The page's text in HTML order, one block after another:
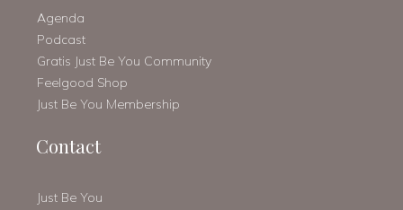
Agenda
Podcast
Gratis Just Be You Community
Feelgood Shop
Just Be You Membership
Contact
Just Be You